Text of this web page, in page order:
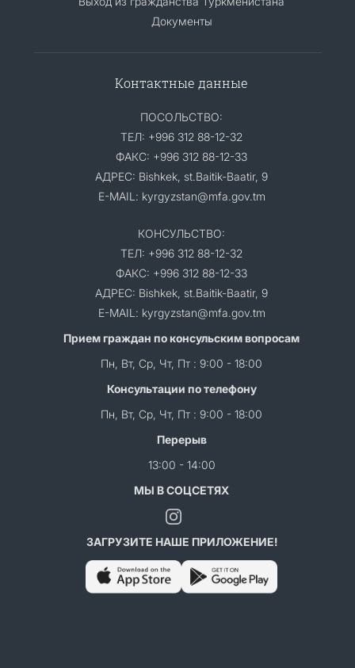
Документы
Контактные данные
ПОСОЛЬСТВО:
ТЕЛ: +996 312 88-12-32
ФАКС: +996 312 88-12-33
АДРЕС: Bishkek, st.Baitik-Baatir, 9
E-MAIL: kyrgyzstan@mfa.gov.tm
КОНСУЛЬСТВО:
ТЕЛ: +996 312 88-12-32
ФАКС: +996 312 88-12-33
АДРЕС: Bishkek, st.Baitik-Baatir, 9
E-MAIL: kyrgyzstan@mfa.gov.tm
Прием граждан по консульским вопросам
Пн, Вт, Ср, Чт, Пт : 9:00 - 18:00
Консультации по телефону
Пн, Вт, Ср, Чт, Пт : 9:00 - 18:00
Перерыв
13:00 - 14:00
МЫ В СОЦСЕТЯХ
ЗАГРУЗИТЕ НАШЕ ПРИЛОЖЕНИЕ!